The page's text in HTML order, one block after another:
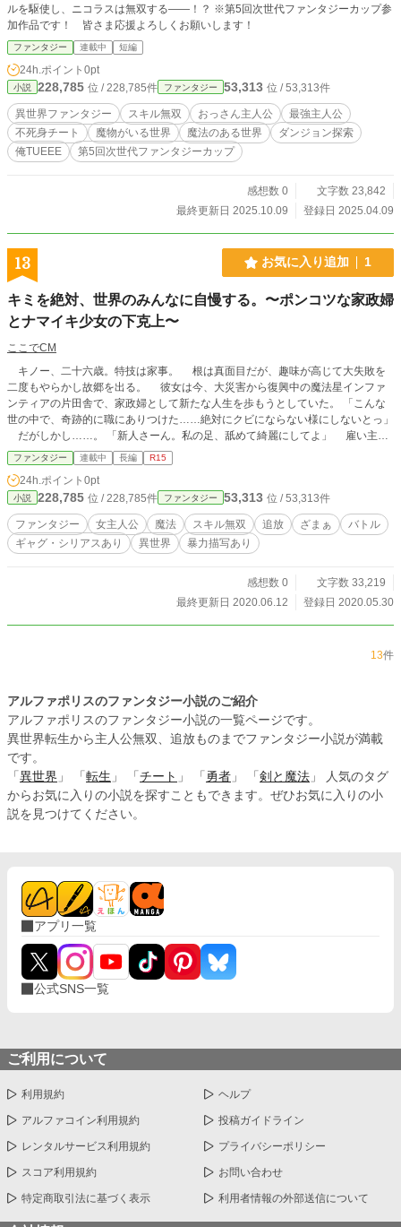
ルを駆使し、ニコラスは無双する――！？ ※第5回次世代ファンタジーカップ参
加作品です！ 皆さま応援よろしくお願いします！
ファンタジー 連載中 短編
24h.ポイント 0pt
小説 228,785 位 / 228,785件 ファンタジー 53,313 位 / 53,313件
異世界ファンタジー スキル無双 おっさん主人公
最強主人公
不死身チート
魔物がいる世界 魔法のある世界
ダンジョン探索
俺TUEEE
第5回次世代ファンタジーカップ
感想数 0
文字数 23,842
最終更新日 2025.10.09
登録日 2025.04.09
13 お気に入り追加 1
キミを絶対、世界のみんなに自慢する。〜ポンコツな家政婦
とナマイキ少女の下克上〜
ここでCM
キノー、二十六歳。特技は家事。 根は真面目だが、趣味が高じて大失敗を
二度もやらかし故郷を出る。 彼女は今、大災害から復興中の魔法星インファ
ンティアの片田舎で、家政婦として新たな人生を歩もうとしていた。 「こんな
世の中で、奇跡的に職にありつけた……絶対にクビにならない様にしないとっ」
だがしかし……。 「新人さーん。私の足、舐めて綺麗にしてよ」 雇い主の
幼き長女、リュンヌ。 容姿は端麗だが、性格は歪んでいた。 対する新人家
政婦キノーが取った行動は……。 「お任せくださいっ！ 足でも他の場所でも
ペロペロしますっ！！」 「ッッッ！？」 少女は恐怖を感じて逃げ出した。
「あれ？ 私……またなんかやっちゃいましたっ？」 ……これは、一度は普
通になろうとした変人が、変人のまま回復し、変人のまま称賛されていく物語で
ある。
ファンタジー 連載中 長編 R15
24h.ポイント 0pt
小説 228,785 位 / 228,785件 ファンタジー 53,313 位 / 53,313件
ファンタジー 女主人公 魔法 スキル無双 追放 ざまぁ
バトル
ギャグ・シリアスあり
異世界 暴力描写あり
感想数 0
文字数 33,219
最終更新日 2020.06.12
登録日 2020.05.30
13件
アルファポリスのファンタジー小説のご紹介
アルファポリスのファンタジー小説の一覧ページです。
異世界転生から主人公無双、追放ものまでファンタジー小説が満載
です。
「 異世界 」 「 転生 」 「 チート 」 「 勇者 」 「 剣と魔法 」 人気のタグ
からお気に入りの小説を探すこともできます。ぜひお気に入りの小
説を見つけてください。
アプリ一覧
公式SNS一覧
ご利用について
利用規約 ヘルプ
アルファコイン利用規約 投稿ガイドライン
レンタルサービス利用規約 プライバシーポリシー
スコア利用規約 お問い合わせ
特定商取引法に基づく表示 利用者情報の外部送信について